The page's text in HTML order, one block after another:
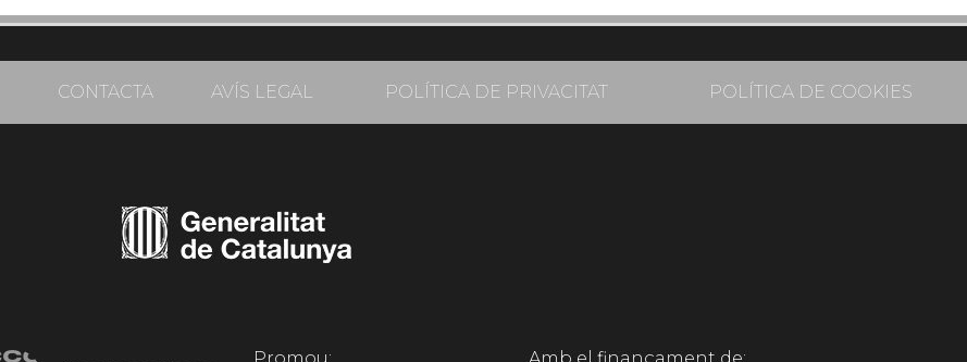
CONTACTA AVÍS LEGAL POLÍTICA DE PRIVACITAT POLÍTICA DE COOKIES